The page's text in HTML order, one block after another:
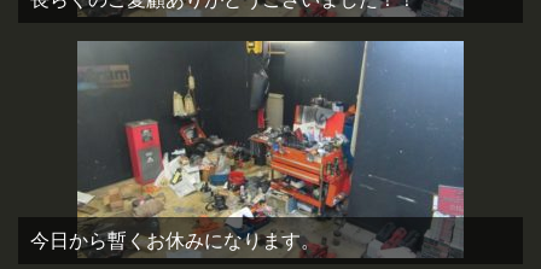
今日から暫くお休みになります。